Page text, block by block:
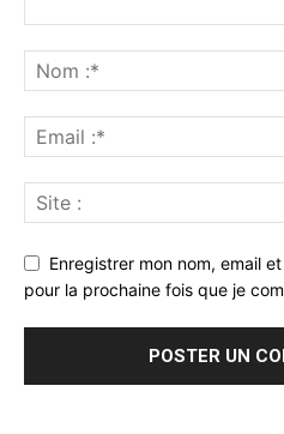
Enregistrer mon nom, email
pour la prochaine fois que je